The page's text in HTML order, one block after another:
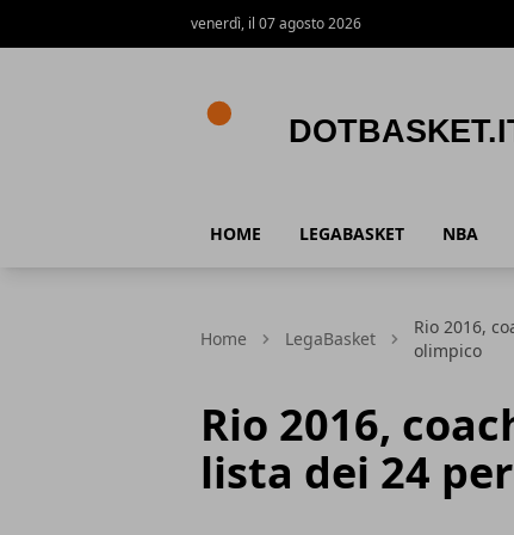
venerdì, il 07 agosto 2026
HOME LEGABASKET NBA
Home LegaBasket
Rio 2016,
olimpico
Rio 2016,
lista dei 24